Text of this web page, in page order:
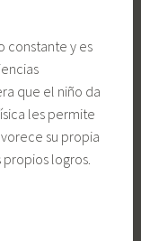
constante y es
que el niño da
les permite
su propia
logros.